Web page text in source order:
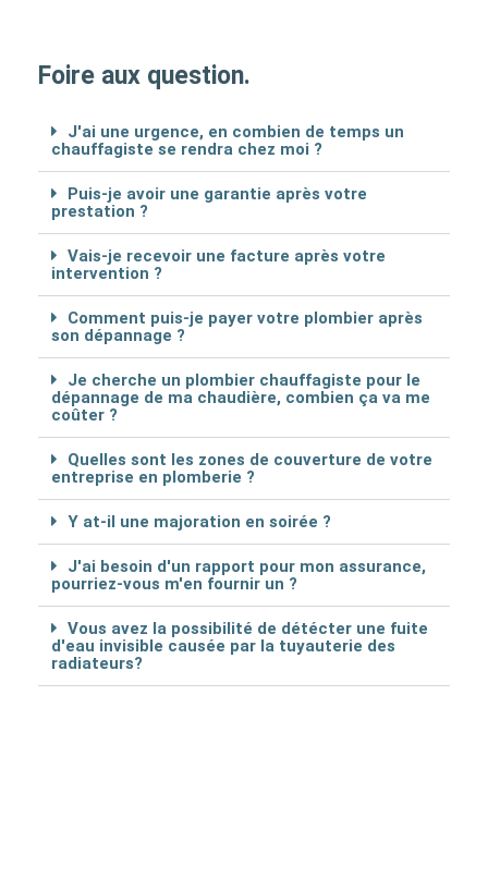
Foire aux question.
J'ai une urgence, en combien de temps un
chauffagiste se rendra chez moi ?
Puis-je avoir une garantie après votre
prestation ?
Vais-je recevoir une facture après votre
intervention ?
Comment puis-je payer votre plombier après
son dépannage ?
Je cherche un plombier chauffagiste pour le
dépannage de ma chaudière, combien ça va me
coûter ?
Quelles sont les zones de couverture de votre
entreprise en plomberie ?
Y at-il une majoration en soirée ?
J'ai besoin d'un rapport pour mon assurance,
pourriez-vous m'en fournir un ?
Vous avez la possibilité de détécter une fuite
d'eau invisible causée par la tuyauterie des
radiateurs?